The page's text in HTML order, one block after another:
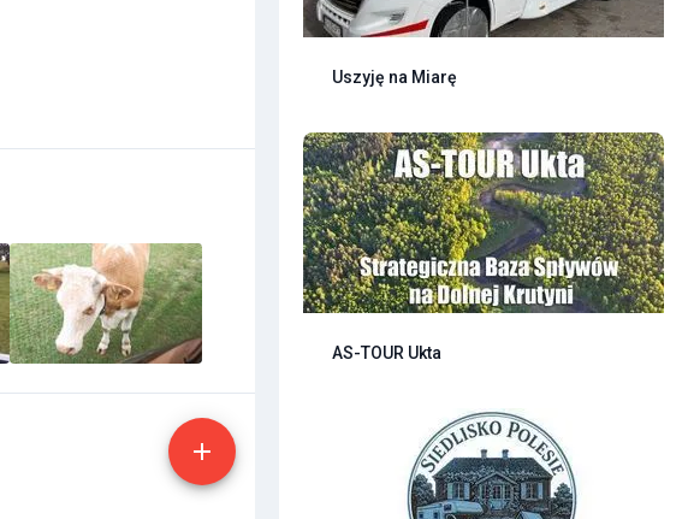
Uszyję na Miarę
AS-TOUR Ukta